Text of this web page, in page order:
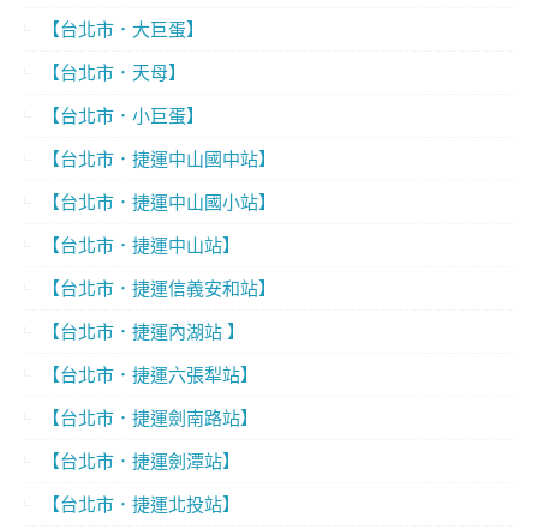
【台北市．大巨蛋】
【台北市．天母】
【台北市．小巨蛋】
【台北市．捷運中山國中站】
【台北市．捷運中山國小站】
【台北市．捷運中山站】
【台北市．捷運信義安和站】
【台北市．捷運內湖站 】
【台北市．捷運六張犁站】
【台北市．捷運劍南路站】
【台北市．捷運劍潭站】
【台北市．捷運北投站】